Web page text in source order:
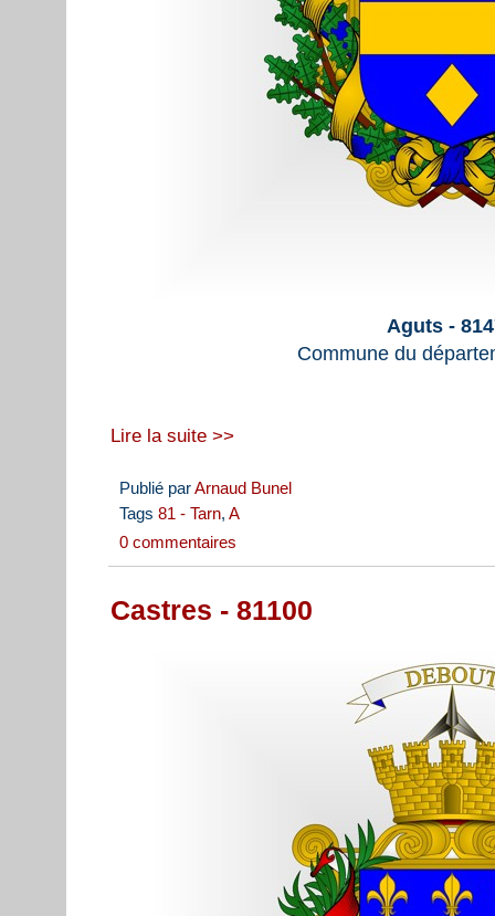
Aguts -
Commune du
Lire la suite >>
Publié parArnaud Bunel
Tags 81 - Tarn, A
0 commentaires
Castres - 81100